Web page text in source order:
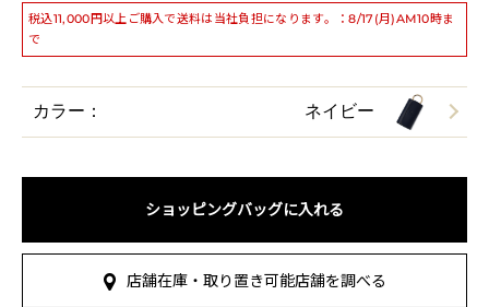
税込11,000円以上ご購入で送料は当社負担になります。：8/17(月)AM10時ま
で
カラー： ネイビー
ショッピングバッグに入れる
店舗在庫・取り置き可能店舗を調べる